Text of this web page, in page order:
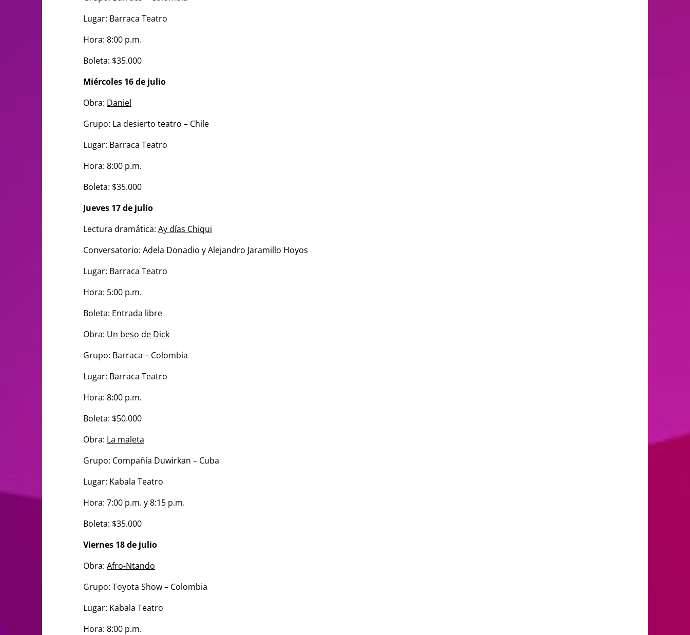
Lugar: Barraca Teatro
Hora: 8:00 p.m.
Boleta: $35.000
Miércoles 16 de julio
Obra: Daniel
Grupo: La desierto teatro – Chile
Lugar: Barraca Teatro
Hora: 8:00 p.m.
Boleta: $35.000
Jueves 17 de julio
Lectura dramática: Ay días Chiqui
Conversatorio: Adela Donadio y Alejandro Jaramillo Hoyos
Lugar: Barraca Teatro
Hora: 5:00 p.m.
Boleta: Entrada libre
Obra: Un beso de Dick
Grupo: Barraca – Colombia
Lugar: Barraca Teatro
Hora: 8:00 p.m.
Boleta: $50.000
Obra: La maleta
Grupo: Compañía Duwirkan – Cuba
Lugar: Kabala Teatro
Hora: 7:00 p.m. y 8:15 p.m.
Boleta: $35.000
Viernes 18 de julio
Obra: Afro-Ntando
Grupo: Toyota Show – Colombia
Lugar: Kabala Teatro
Hora: 8:00 p.m.